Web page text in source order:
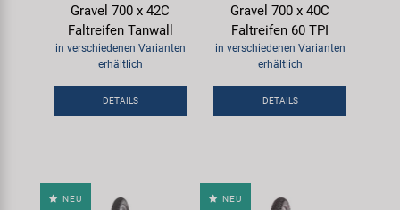
Gravel 700 x 42C
Faltreifen Tanwall
in verschiedenen Varianten
erhältlich
DETAILS
Gravel 700 x 40C
Faltreifen 60 TPI
in verschiedenen Varianten
erhältlich
DETAILS
NEU NEU